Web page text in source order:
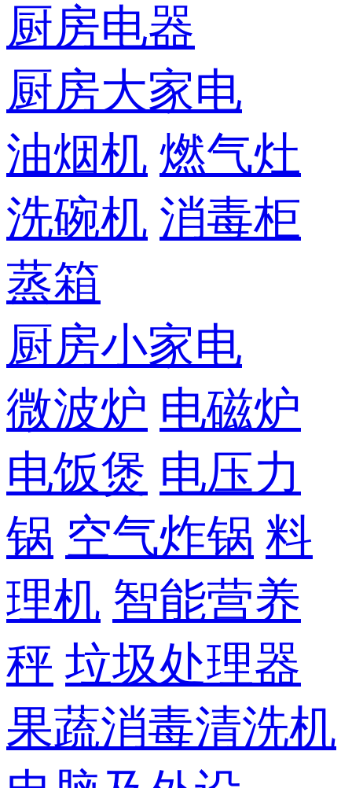
厨房电器
厨房大家电
油烟机 燃气灶
洗碗机 消毒柜
蒸箱
厨房小家电
微波炉 电磁炉
电饭煲 电压力
锅 空气炸锅 料
理机 智能营养
秤 垃圾处理器
果蔬消毒清洗机